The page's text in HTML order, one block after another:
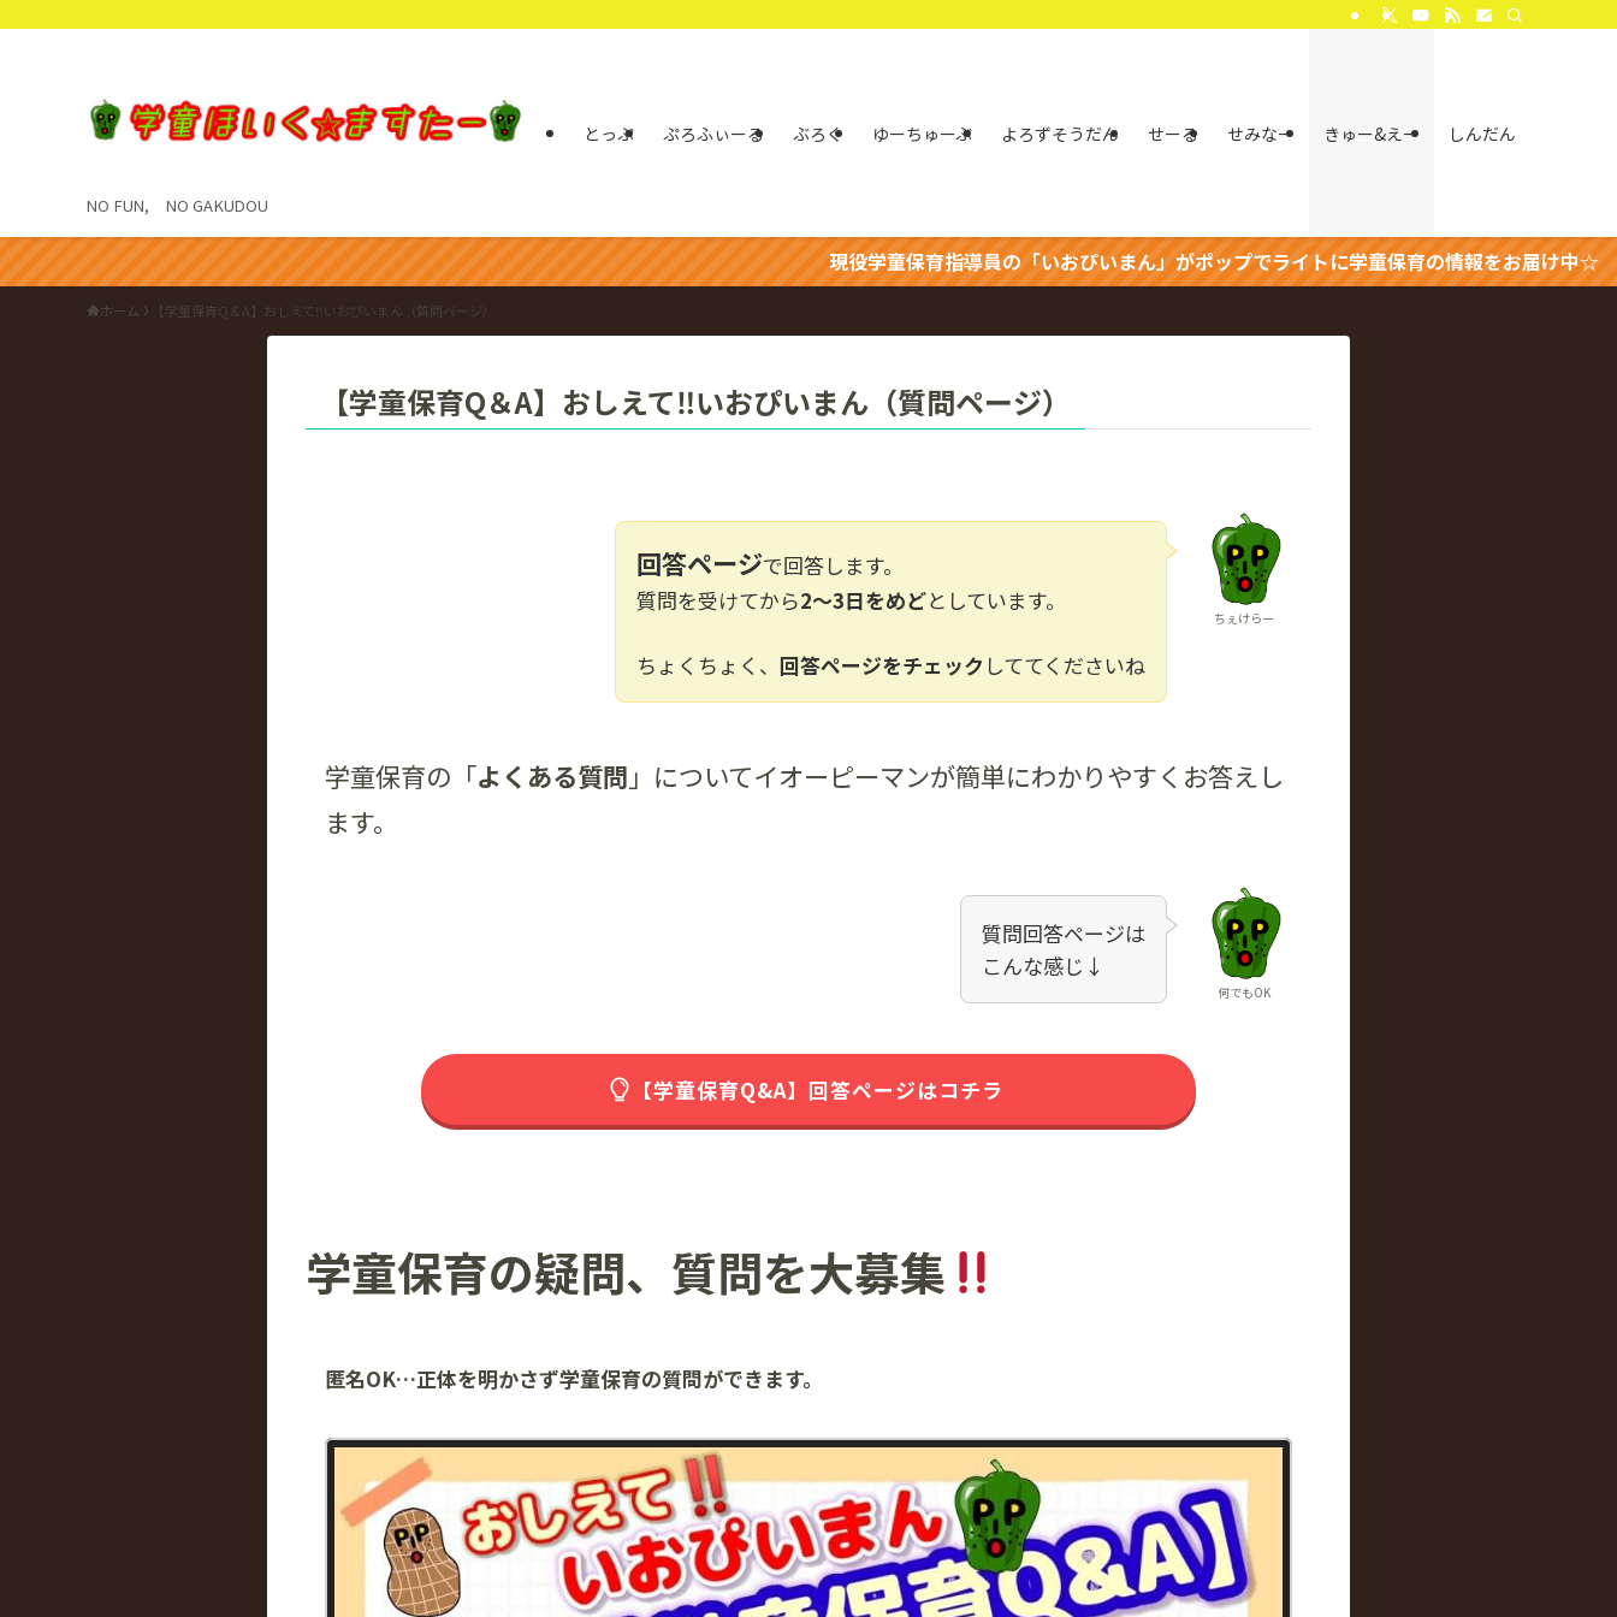
NO FUN, NO GAKUDOU
とっぷ ぷろふぃーる ぶろぐ ゆーちゅーぶ よろずそうだん せーる せみなー きゅー&えー しんだん
現役学童保育指導員の「いおぴいまん」がポップでライトに学童保育の情報をお届け中☆
ホーム 【学童保育Q＆A】おしえて‼いおぴいまん（質問ページ）
【学童保育Q＆A】おしえて‼いおぴいまん（質問ページ）
ちぇけらー
回答ページで回答します。
質問を受けてから2～3日をめどとしています。
ちょくちょく、 回答ページをチェック しててくださいね
学童保育の「よくある質問 」についてイオーピーマンが簡単にわかりやすくお答えし
ます。
何でもOK
質問回答ページは
こんな感じ↓
【学童保育Q&A】回答ページはコチラ
学童保育の疑問、質問を大募集
匿名OK…正体を明かさず学童保育の質問ができます。